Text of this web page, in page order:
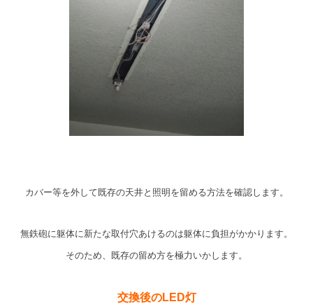
カバー等を外して既存の天井と照明を留める方法を確認します。
無鉄砲に躯体に新たな取付穴あけるのは躯体に負担がかかります。
そのため、既存の留め方を極力いかします。
交換後のLED灯